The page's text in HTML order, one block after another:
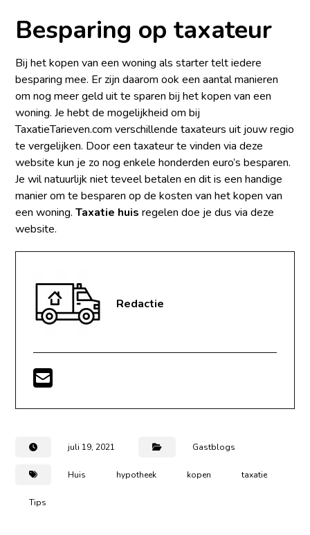
Besparing op taxateur
Bij het kopen van een woning als starter telt iedere
besparing mee. Er zijn daarom ook een aantal manieren
om nog meer geld uit te sparen bij het kopen van een
woning. Je hebt de mogelijkheid om bij
TaxatieTarieven.com verschillende taxateurs uit jouw regio
te vergelijken. Door een taxateur te vinden via deze
website kun je zo nog enkele honderden euro’s besparen.
Je wil natuurlijk niet teveel betalen en dit is een handige
manier om te besparen op de kosten van het kopen van
een woning.Taxatie huis regelen doe je dus via deze
website.
Redactie
juli 19, 2021 Gastblogs
Huis hypotheek kopen taxatie
Tips